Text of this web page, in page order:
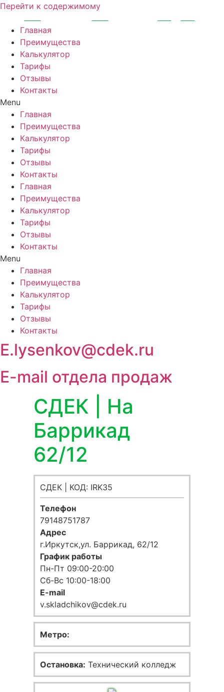
Перейти к содержимому
Главная
Преимущества
Калькулятор
Тарифы
Отзывы
Контакты
Menu
Главная
Преимущества
Калькулятор
Тарифы
Отзывы
Контакты
Главная
Преимущества
Калькулятор
Тарифы
Отзывы
Контакты
Menu
Главная
Преимущества
Калькулятор
Тарифы
Отзывы
Контакты
E.lysenkov@cdek.ru
E-mail отдела продаж
СДЕК | На
Баррикад
62/12
СДЕК | КОД: IRK35
Телефон
79148751787
Адрес
г.Иркутск,ул. Баррикад, 62/12
График работы
Пн-Пт 09:00-20:00
Сб-Вс 10:00-18:00
E-mail
v.skladchikov@cdek.ru
Метро:
Остановка: Технический колледж